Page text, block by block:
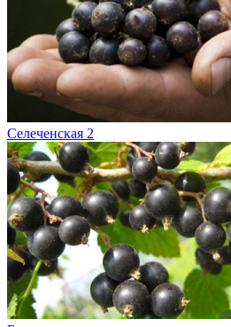
Селеченская 2